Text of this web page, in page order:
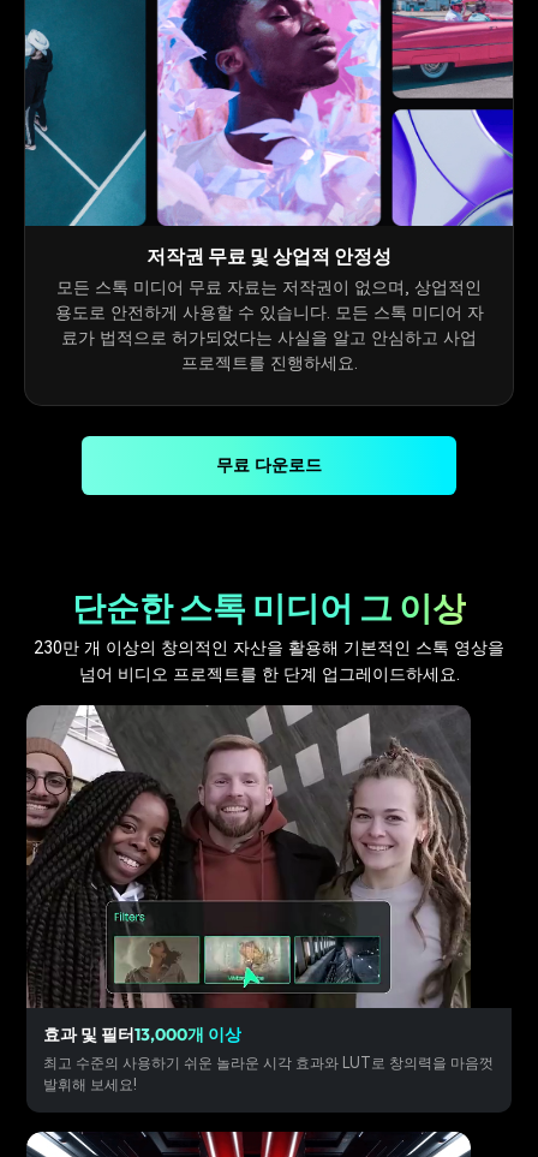
저작권 무료 및 상업적 안정성
모든 스톡 미디어 무료 자료는 저작권이 없으며, 상업적인
용도로 안전하게 사용할 수 있습니다. 모든 스톡 미디어 자
료가 법적으로 허가되었다는 사실을 알고 안심하고 사업
프로젝트를 진행하세요.
무료 다운로드
단순한 스톡 미디어 그 이상
230만 개 이상의 창의적인 자산을 활용해 기본적인 스톡 영상을
넘어 비디오 프로젝트를 한 단계 업그레이드하세요.
효과 및 필터13,000개 이상
최고 수준의 사용하기 쉬운 놀라운 시각 효과와 LUT로 창의력을 마음껏
발휘해 보세요!